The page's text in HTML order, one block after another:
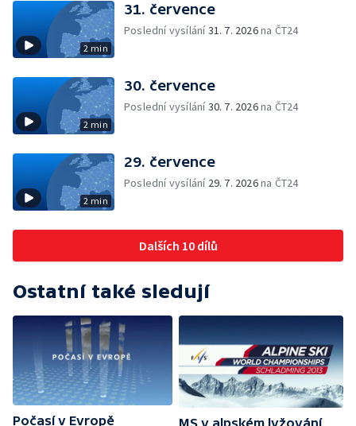
2 min
31. července
Poslední vysílání31. 7. 2026na ČT24
2 min
30. července
Poslední vysílání30. 7. 2026na ČT24
2 min
29. července
Poslední vysílání 29. 7. 2026na ČT24
Dalších 10 dílů
Ostatní také sledují
Počasí v Evropě
MS v alpském lyžování